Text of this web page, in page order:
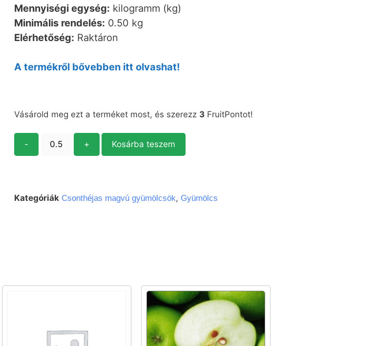
Mennyiségi egység: kilogramm (kg)
Minimális rendelés: 0.50 kg
Elérhetőség: Raktáron
A termékről bővebben itt olvashat!
Vásárold meg ezt a terméket most, és szerezz 3 FruitPontot!
- + Kosárba teszem
Kategóriák Csonthéjas magvú gyümölcsök, Gyümölcs